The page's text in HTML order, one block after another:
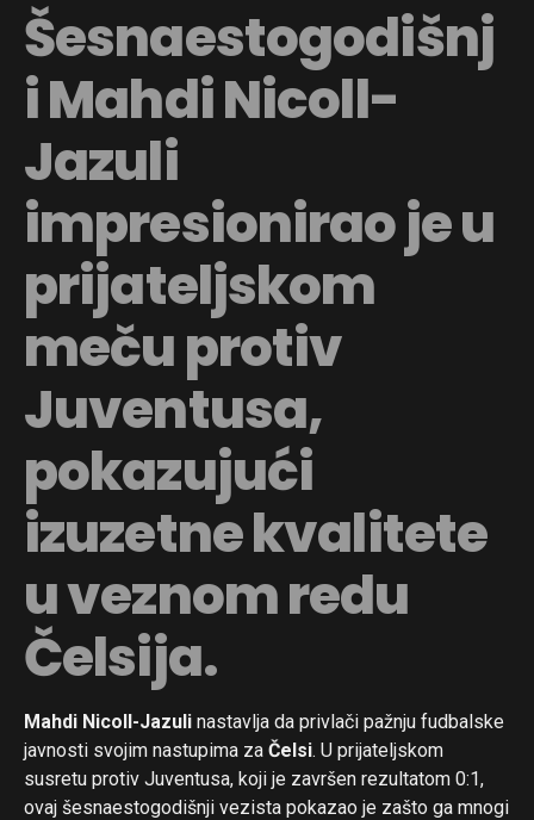
Šesnaestogodišnj
i Mahdi Nicoll-
Jazuli
impresionirao je u
prijateljskom
meču protiv
Juventusa,
pokazujući
izuzetne kvalitete
u veznom redu
Čelsija.
Mahdi Nicoll-Jazuli nastavlja da privlači pažnju fudbalske
javnosti svojim nastupima za Čelsi. U prijateljskom
susretu protiv Juventusa, koji je završen rezultatom 0:1,
ovaj šesnaestogodišnji vezista pokazao je zašto ga mnogi